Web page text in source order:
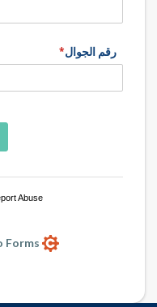
رقم الجوال*
(required)
Report Abuse
Powered by Cognito Forms.